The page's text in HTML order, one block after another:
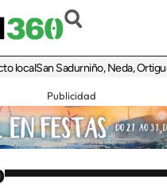
San Sadurniño, Neda, Ortigueira
Publicidad